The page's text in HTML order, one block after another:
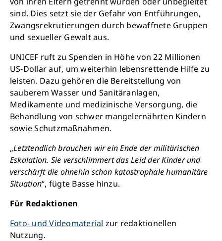
sind. Dies setzt sie der Gefahr von Entführungen,
Zwangsrekrutierungen durch bewaffnete Gruppen
und sexueller Gewalt aus.
UNICEF ruft zu Spenden in Höhe von 22 Millionen
US-Dollar auf, um weiterhin lebensrettende Hilfe zu
leisten. Dazu gehören die Bereitstellung von
sauberem Wasser und Sanitäranlagen,
Medikamente und medizinische Versorgung, die
Behandlung von schwer mangelernährten Kindern
sowie Schutzmaßnahmen.
„Letztendlich brauchen wir ein Ende der militärischen
Eskalation. Sie verschlimmert das Leid der Kinder und
verschärft die ohnehin schon katastrophale humanitäre
Situation“, fügte Basse hinzu.
Für Redaktionen
Foto- und Videomaterial zur redaktionellen
Nutzung.